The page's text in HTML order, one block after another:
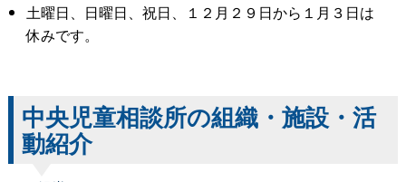
土曜日、日曜日、祝日、１２月２９日から１月３日は
休みです。
中央児童相談所の組織・施設・活
動紹介